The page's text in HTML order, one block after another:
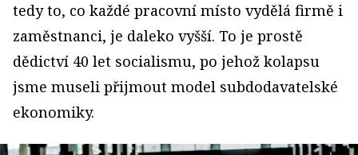
tedy to, co každé pracovní místo vydělá firmě i
zaměstnanci, je daleko vyšší. To je prostě
dědictví 40 let socialismu, po jehož kolapsu
jsme museli přijmout model subdodavatelské
ekonomiky.